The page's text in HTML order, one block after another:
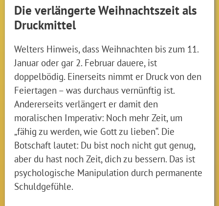
Die verlängerte Weihnachtszeit als
Druckmittel
Welters Hinweis, dass Weihnachten bis zum 11.
Januar oder gar 2. Februar dauere, ist
doppelbödig. Einerseits nimmt er Druck von den
Feiertagen – was durchaus vernünftig ist.
Andererseits verlängert er damit den
moralischen Imperativ: Noch mehr Zeit, um
„fähig zu werden, wie Gott zu lieben“. Die
Botschaft lautet: Du bist noch nicht gut genug,
aber du hast noch Zeit, dich zu bessern. Das ist
psychologische Manipulation durch permanente
Schuldgefühle.